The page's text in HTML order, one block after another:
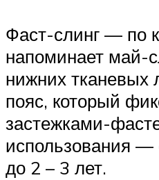
Фаст-слинг — по
напоминает май-
нижних тканевых
пояс, который
застежками-
использования —
до 2 – 3 лет.